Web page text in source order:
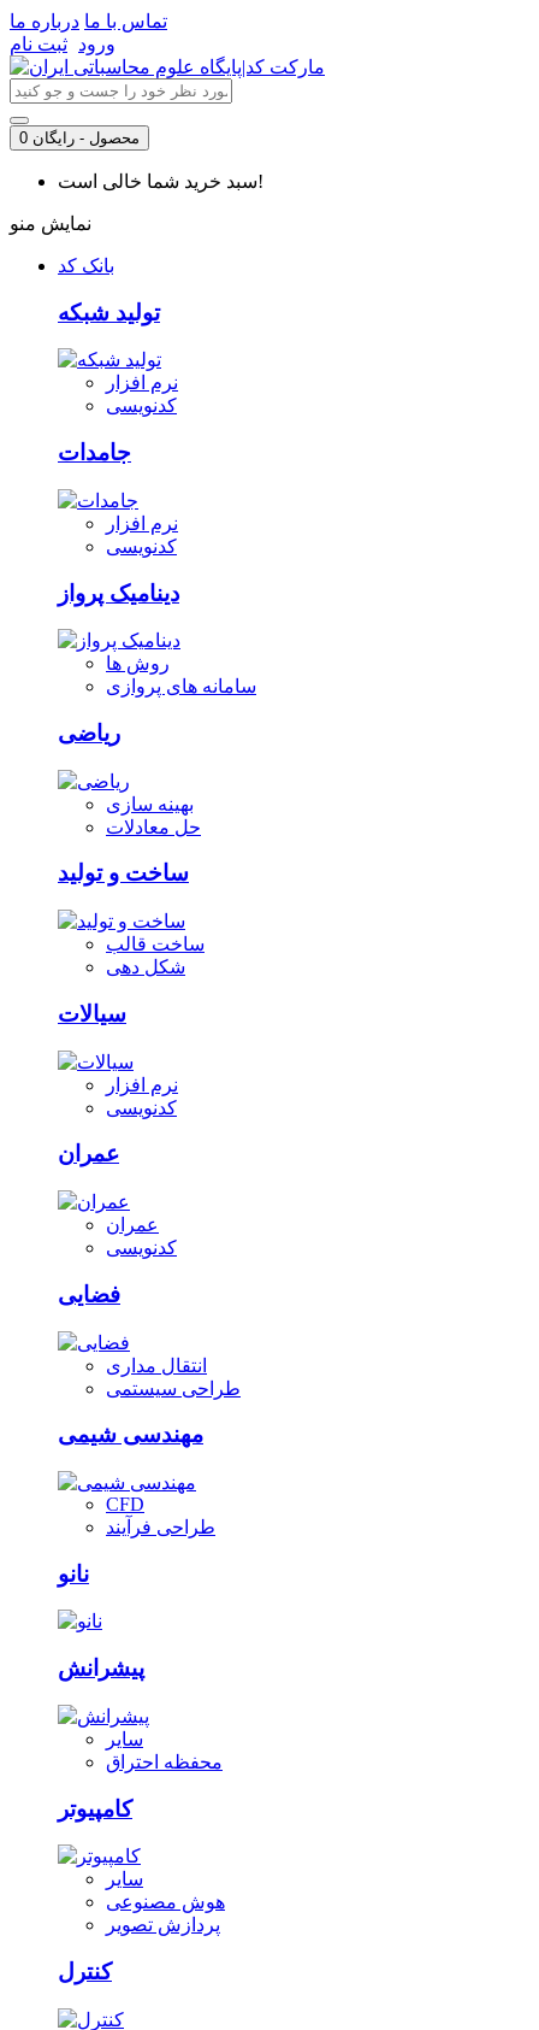
تماس با ما درباره ما
ورود ثبت نام
0 محصول - رایگان
سبد خرید شما خالی است!
نمایش منو
بانک کد
تولید شبکه
نرم افزار
کدنویسی
جامدات
نرم افزار
کدنویسی
دینامیک پرواز
روش ها
سامانه های پروازی
ریاضی
بهینه سازی
حل معادلات
ساخت و تولید
ساخت قالب
شکل دهی
سیالات
نرم افزار
کدنویسی
عمران
عمران
کدنویسی
فضایی
انتقال مداری
طراحی سیستمی
مهندسی شیمی
CFD
طراحی فرآیند
نانو
پیشرانش
سایر
محفظه احتراق
کامپیوتر
سایر
هوش مصنوعی
پردازش تصویر
کنترل